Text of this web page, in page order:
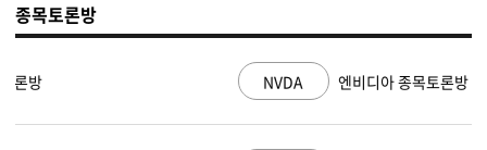
종목토론방
NVDA 엔비디아 종목토론방